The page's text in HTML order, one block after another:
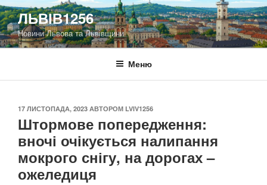
Перейти
до
вмісту
ЛЬВІВ1256
Новини Львова та Львівщини
Меню
ОПУБЛІКОВАНО
17 ЛИСТОПАДА, 2023 АВТОРОМ LVIV1256
Штормове попередження:
вночі очікується налипання
мокрого снігу, на дорогах –
ожеледиця